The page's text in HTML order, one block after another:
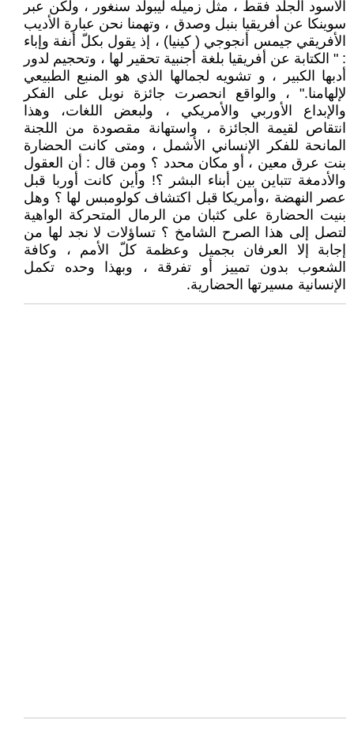
الأسود الجلد فقط ، مثل زميله ليبولد سنغور ، ولكن عبر
سوينكا عن أفريقيا بنبل وصدق ، وتهمنا نحن عبارة الأديب
الأفريقي جيمس أنجوجي ( كينيا) ، إذ يقول بكلّ أنفة وإباء
: " الكتابة عن أفريقيا بلغة أجنبية تحقير لها ، وتحجيم لدور
أدبها الكبير ، و تشويه لجمالها الذي هو المنبع الطبيعي
لإلهامنا." ، والواقع انحصرت جائزة نوبل على الفكر
والإبداع الأوربي والأمريكي ، ولبعض اللغات، وهذا
انتقاص لقيمة الجائزة ، واستهانة مقصودة من اللجنة
المانحة للفكر الإنساني الأشمل ، ومتى كانت الحضارة
بنت عرق معين ، أو مكان محدد ؟ ومن قال : أن العقول
والأدمغة تتباين بين أبناء البشر ؟! وأين كانت أوربا قبل
عصر النهضة ،وأمريكا قبل اكتشاف كولومبس لها ؟ وهل
بنيت الحضارة على كثبان من الرمال المتحركة الواهية
لتصل إلى هذا الصرح الشامخ ؟ تساؤلات لا نجد لها من
إجابة إلا العرفان بجميل وعظمة كلّ الأمم ، وكافة
الشعوب بدون تمييز أو تفرقة ، وبهذا وحده تكمل
الإنسانية مسيرتها الحضارية.